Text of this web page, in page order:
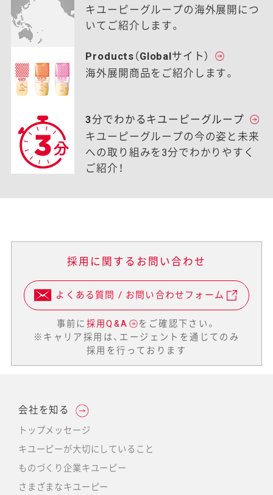
キユーピーグループの海外展開につ
いてご紹介します。
Products（Globalサイト）
海外展開商品をご紹介します。
3分でわかるキユーピーグループ
キユーピーグループの今の姿と未来
への取り組みを3分でわかりやすく
ご紹介！
採用に関するお問い合わせ
よくある質問 / お問い合わせフォーム
事前に 採用Q&A
をご確認下さい。
※キャリア採用は、エージェントを通じてのみ
採用を行っております
会社を知る
トップメッセージ
キユーピーが大切にしていること
ものづくり企業キユーピー
さまざまなキユーピー